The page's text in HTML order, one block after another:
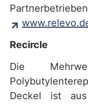
Recircle
Die
Deckel ist